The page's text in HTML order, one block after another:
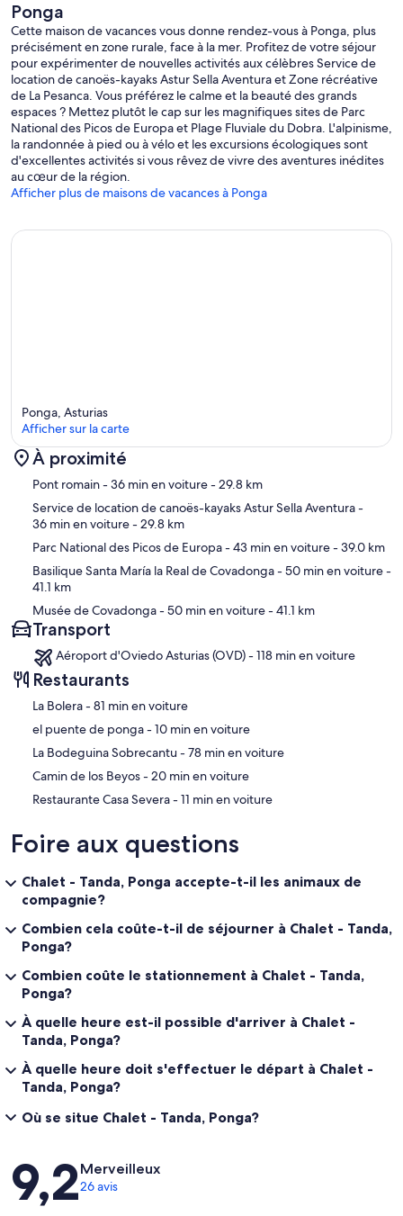
Ponga
Cette maison de vacances vous donne rendez-vous à Ponga, plus
précisément en zone rurale, face à la mer. Profitez de votre séjour
pour expérimenter de nouvelles activités aux célèbres Service de
location de canoës-kayaks Astur Sella Aventura et Zone récréative
de La Pesanca. Vous préférez le calme et la beauté des grands
espaces ? Mettez plutôt le cap sur les magnifiques sites de Parc
National des Picos de Europa et Plage Fluviale du Dobra. L'alpinisme,
la randonnée à pied ou à vélo et les excursions écologiques sont
d'excellentes activités si vous rêvez de vivre des aventures inédites
au cœur de la région.
Afficher plus de maisons de vacances à Ponga
Carte
Ponga, Asturias
Afficher sur la carte
À proximité
Pont romain- 36 min en voiture- 29.8 km
Service de location de canoës-kayaks Astur Sella Aventura-
36 min en voiture- 29.8 km
Parc National des Picos de Europa- 43 min en voiture- 39.0 km
Basilique Santa María la Real de Covadonga- 50 min en voiture-
41.1 km
Musée de Covadonga- 50 min en voiture- 41.1 km
Transport
Aéroport d'Oviedo Asturias (OVD) - 118 min en voiture
Restaurants
‪La Bolera - ‬81 min en voiture
‪el puente de ponga - ‬10 min en voiture
‪La Bodeguina Sobrecantu - ‬78 min en voiture
‪Camin de los Beyos - ‬20 min en voiture
‪Restaurante Casa Severa - ‬11 min en voiture
Foire aux questions
Chalet - Tanda, Ponga accepte-t-il les animaux de
compagnie?
Combien cela coûte-t-il de séjourner à Chalet - Tanda,
Ponga?
Combien coûte le stationnement à Chalet - Tanda,
Ponga?
À quelle heure est-il possible d'arriver à Chalet -
Tanda, Ponga?
À quelle heure doit s'effectuer le départ à Chalet -
Tanda, Ponga?
Où se situe Chalet - Tanda, Ponga?
Avis
9,2Merveilleux
26 avis